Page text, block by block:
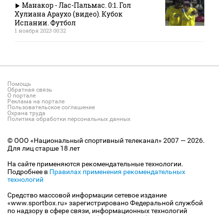
Манакор - Лас-Пальмас. 0:1. Гол
Хулиана Араухо (видео). Кубок
Испании. Футбол
1 ноября 2023 00:32
Помощь
Обратная связь
О портале
Реклама на портале
Пользовательское соглашение
Охрана труда
Политика обработки персональных данных
© ООО «Национальный спортивный телеканал» 2007 — 2026.
Для лиц старше 18 лет
На сайте применяются рекомендательные технологии.
Подробнее в Правилах применения рекомендательных
технологий
Средство массовой информации сетевое издание
«www.sportbox.ru» зарегистрировано Федеральной службой
по надзору в сфере связи, информационных технологий